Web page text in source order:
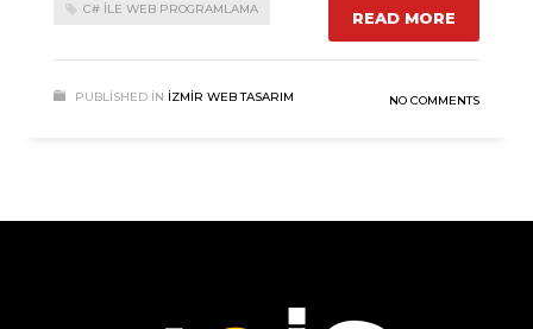
C# İLE WEB PROGRAMLAMA READ MORE
PUBLISHED IN İZMIR WEB TASARIM NO COMMENTS